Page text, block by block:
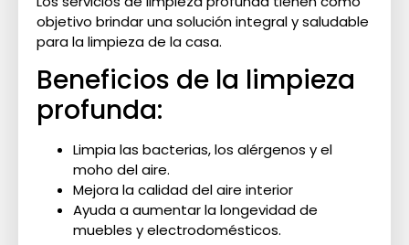
objetivo brindar una solución integral y saludable
para la limpieza de la casa.
Beneficios de la limpieza
profunda:
Limpia las bacterias, los alérgenos y el
moho del aire.
Mejora la calidad del aire interior
Ayuda a aumentar la longevidad de
muebles y electrodomésticos.